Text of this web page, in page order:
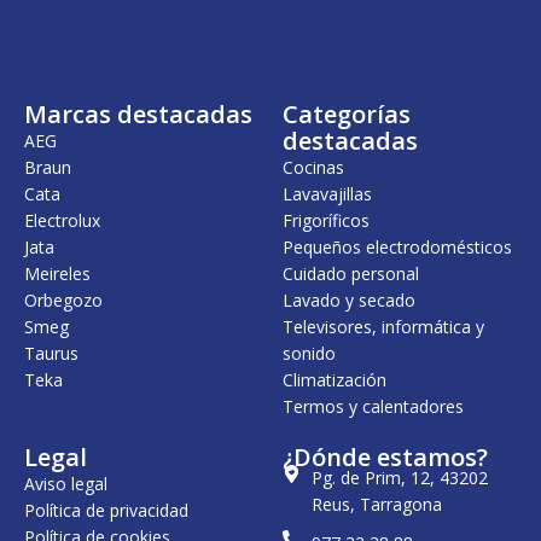
a
6
a
:
9
2
,
0
€
.
.
Marcas destacadas
AEG
Braun
Cata
Electrolux
Jata
Meireles
Orbegozo
Smeg
Taurus
Teka
Categorías
destacadas
Cocinas
Lavavajillas
Frigoríficos
Pequeños electrodomésticos
Cuidado personal
Lavado y secado
Televisores, informática y
sonido
Climatización
Termos y calentadores
Legal
Aviso legal
Política de privacidad
¿Dónde estamos?
Pg. de Prim, 12, 43202
Reus, Tarragona